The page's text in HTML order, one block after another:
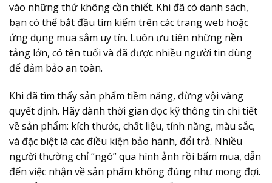
vào những thứ không cần thiết. Khi đã có danh sách,
bạn có thể bắt đầu tìm kiếm trên các trang web hoặc
ứng dụng mua sắm uy tín. Luôn ưu tiên những nền
tảng lớn, có tên tuổi và đã được nhiều người tin dùng
để đảm bảo an toàn.
Khi đã tìm thấy sản phẩm tiềm năng, đừng vội vàng
quyết định. Hãy dành thời gian đọc kỹ thông tin chi tiết
về sản phẩm: kích thước, chất liệu, tính năng, màu sắc,
và đặc biệt là các điều kiện bảo hành, đổi trả. Nhiều
người thường chỉ “ngó” qua hình ảnh rồi bấm mua, dẫn
đến việc nhận về sản phẩm không đúng như mong đợi.